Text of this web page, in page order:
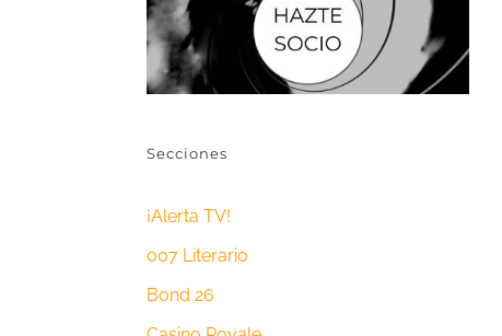
Secciones
¡Alerta TV!
007 Literario
Bond 26